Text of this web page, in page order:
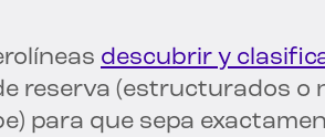
descubrir y
reserva (estructurados o
para que sepa